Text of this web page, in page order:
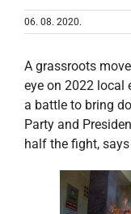
06. 08. 2020.
A grassroots
eye on 2022 local
a battle to bring
Party and
half the fight,